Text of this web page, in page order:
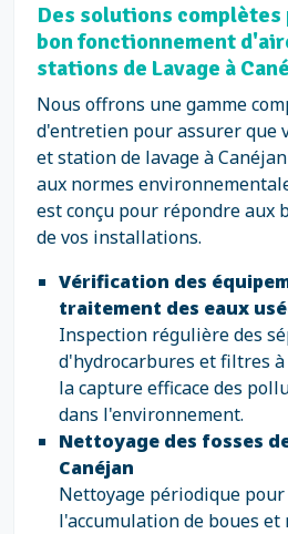
Des solutions
bon fonctionnement
stations de Lavage à
Nous offrons une gamme
d'entretien pour assurer que
et station de lavage à
aux normes
est conçu pour répondre aux
de vos installations.
Vérification des
traitement des eaux
Inspection régulière des
d'hydrocarbures et filtres
la capture efficace des
dans l'environnement.
Nettoyage des fosses
Canéjan
Nettoyage périodique
l'accumulation de boues